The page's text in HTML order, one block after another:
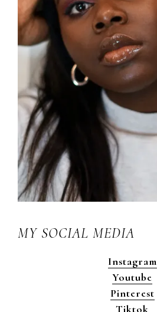
MY SOCIAL MEDIA
Instagram
Youtube
Pinterest
Tiktok